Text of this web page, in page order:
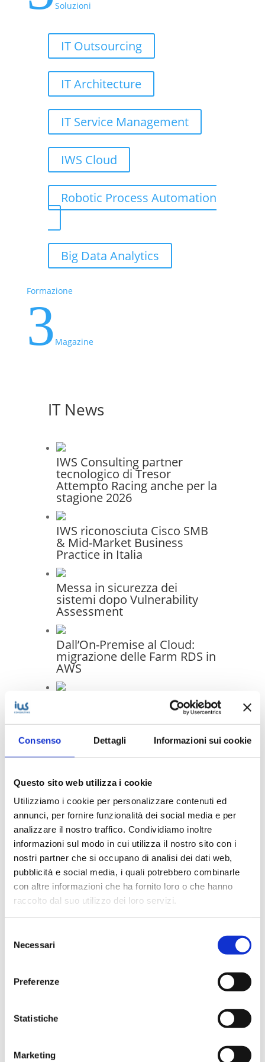
Consenso Dettagli Informazioni sui cookie
Questo sito web utilizza i cookie
Utilizziamo i cookie per personalizzare contenuti ed
annunci, per fornire funzionalità dei social media e per
analizzare il nostro traffico. Condividiamo inoltre
informazioni sul modo in cui utilizza il nostro sito con i
nostri partner che si occupano di analisi dei dati web,
pubblicità e social media, i quali potrebbero combinarle
con altre informazioni che ha fornito loro o che hanno
raccolto dal suo utilizzo dei loro servizi.
delNecessari
Preferenze
Statistiche
Marketing
Soluzioni
IT Outsourcing
IT Architecture
IT Service Management
IWS Cloud
Robotic Process Automation
Big Data Analytics
Formazione
3 Magazine
IT News
IWS Consulting partner
tecnologico di Tresor
Attempto Racing anche per la
stagione 2026
IWS riconosciuta Cisco SMB
& Mid-Market Business
Practice in Italia
Messa in sicurezza dei
sistemi dopo Vulnerability
Assessment
Dall’On-Premise al Cloud:
migrazione delle Farm RDS in
AWS
Infrastruttura moderna e
gestione unificata: il progetto
di migrazione IT per Generale
Costruzioni Ferroviarie
Elettriche S.p.A.
In evidenza
IWS Consulting partner tecnologico di
Tresor Attempto Racing anche per la
stagione 2026